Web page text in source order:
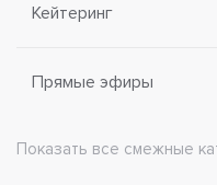
Кейтеринг
Прямые эфиры
Показать все смежные